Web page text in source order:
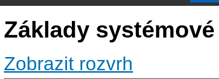
Základy
Zobrazit rozvrh